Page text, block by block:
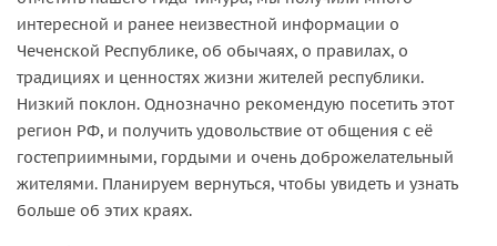
интересной и ранее неизвестной информации о
Чеченской Республике, об обычаях, о правилах, о
традициях и ценностях жизни жителей республики.
Низкий поклон. Однозначно рекомендую посетить этот
регион РФ, и получить удовольствие от общения с её
гостеприимными, гордыми и очень доброжелательный
жителями. Планируем вернуться, чтобы увидеть и узнать
больше об этих краях.